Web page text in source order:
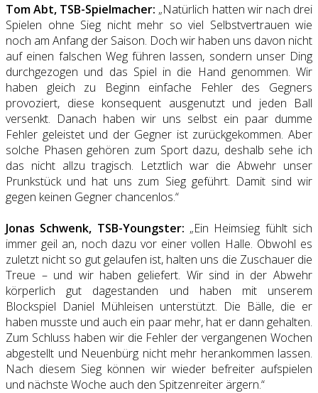
Tom Abt, TSB-Spielmacher: „Natürlich hatten wir nach drei
Spielen ohne Sieg nicht mehr so viel Selbstvertrauen wie
noch am Anfang der Saison. Doch wir haben uns davon nicht
auf einen falschen Weg führen lassen, sondern unser Ding
durchgezogen und das Spiel in die Hand genommen. Wir
haben gleich zu Beginn einfache Fehler des Gegners
provoziert, diese konsequent ausgenutzt und jeden Ball
versenkt. Danach haben wir uns selbst ein paar dumme
Fehler geleistet und der Gegner ist zurückgekommen. Aber
solche Phasen gehören zum Sport dazu, deshalb sehe ich
das nicht allzu tragisch. Letztlich war die Abwehr unser
Prunkstück und hat uns zum Sieg geführt. Damit sind wir
gegen keinen Gegner chancenlos.“
Jonas Schwenk, TSB-Youngster: „Ein Heimsieg fühlt sich
immer geil an, noch dazu vor einer vollen Halle. Obwohl es
zuletzt nicht so gut gelaufen ist, halten uns die Zuschauer die
Treue – und wir haben geliefert. Wir sind in der Abwehr
körperlich gut dagestanden und haben mit unserem
Blockspiel Daniel Mühleisen unterstützt. Die Bälle, die er
haben musste und auch ein paar mehr, hat er dann gehalten.
Zum Schluss haben wir die Fehler der vergangenen Wochen
abgestellt und Neuenbürg nicht mehr herankommen lassen.
Nach diesem Sieg können wir wieder befreiter aufspielen
und nächste Woche auch den Spitzenreiter ärgern.“